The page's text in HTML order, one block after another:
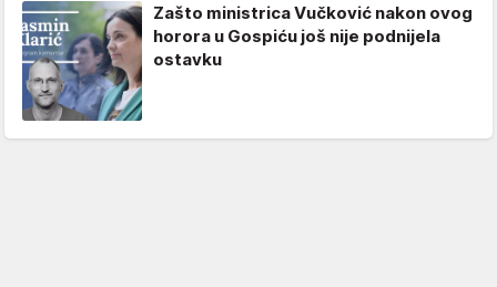
Zašto ministrica Vučković nakon ovog
horora u Gospiću još nije podnijela
ostavku